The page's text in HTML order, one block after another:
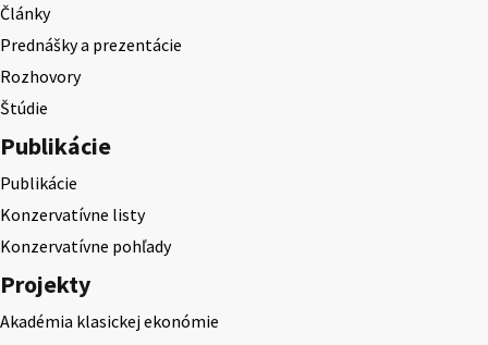
Články
Prednášky a prezentácie
Rozhovory
Štúdie
Publikácie
Publikácie
Konzervatívne listy
Konzervatívne pohľady
Projekty
Akadémia klasickej ekonómie